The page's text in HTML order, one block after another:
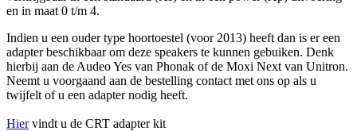
en in maat 0 t/m 4.
Indien u een ouder type hoortoestel (voor 2013) heeft dan is er een
adapter beschikbaar om deze speakers te kunnen gebuiken. Denk
hierbij aan de Audeo Yes van Phonak of de Moxi Next van Unitron.
Neemt u voorgaand aan de bestelling contact met ons op als u
twijfelt of u een adapter nodig heeft.
Hiervindt u de CRT adapter kit